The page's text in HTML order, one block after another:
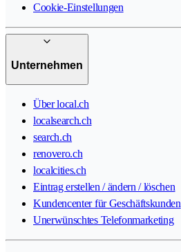
Cookie-Einstellungen
Unternehmen
Über local.ch
localsearch.ch
search.ch
renovero.ch
localcities.ch
Eintrag erstellen / ändern / löschen
Kundencenter für Geschäftskunden
Unerwünschtes Telefonmarketing